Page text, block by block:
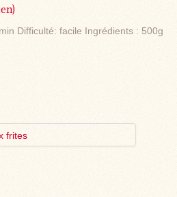
Difficulté: facile Ingrédients : 500g